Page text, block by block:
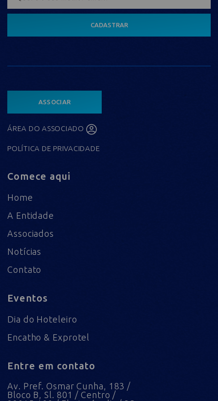
CADASTRAR
ASSOCIAR
ÁREA DO ASSOCIADO
POLÍTICA DE PRIVACIDADE
Comece aqui
Home
A Entidade
Associados
Notícias
Contato
Eventos
Dia do Hoteleiro
Encatho & Exprotel
Entre em contato
Av. Pref. Osmar Cunha, 183 /
Bloco B, Sl. 801 / Centro /